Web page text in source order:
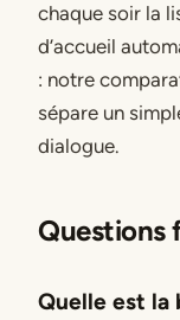
chaque soir la
d’accueil
: notre
sépare un
dialogue.
Questions
Quelle est la